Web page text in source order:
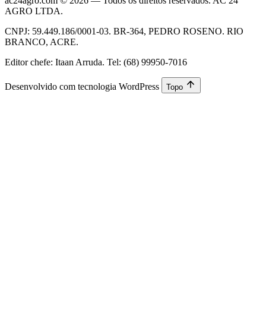
AGRO LTDA.
CNPJ: 59.449.186/0001-03. BR-364, PEDRO ROSENO. RIO
BRANCO, ACRE.
Editor chefe: Itaan Arruda. Tel: (68) 99950-7016
Desenvolvido com tecnologia WordPress Topo